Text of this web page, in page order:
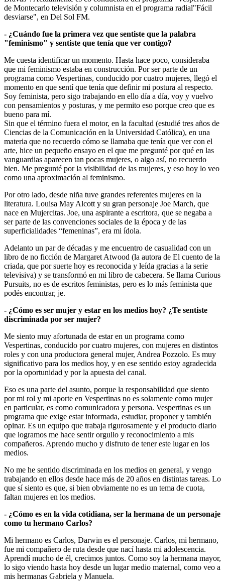
de Montecarlo televisión y columnista en el programa radial"Fácil
desviarse", en Del Sol FM.
- ¿Cuándo fue la primera vez que sentiste que la palabra
"feminismo" y sentiste que tenía que ver contigo?
Me cuesta identificar un momento. Hasta hace poco, consideraba
que mi feminismo estaba en construcción. Por ser parte de un
programa como Vespertinas, conducido por cuatro mujeres, llegó el
momento en que sentí que tenía que definir mi postura al respecto.
Soy feminista, pero sigo trabajando en ello día a día, voy y vuelvo
con pensamientos y posturas, y me permito eso porque creo que es
bueno para mí.
Sin que el término fuera el motor, en la facultad (estudié tres años de
Ciencias de la Comunicación en la Universidad Católica), en una
materia que no recuerdo cómo se llamaba que tenía que ver con el
arte, hice un pequeño ensayo en el que me pregunté por qué en las
vanguardias aparecen tan pocas mujeres, o algo así, no recuerdo
bien. Me pregunté por la visibilidad de las mujeres, y eso hoy lo veo
como una aproximación al feminismo.
Por otro lado, desde niña tuve grandes referentes mujeres en la
literatura. Louisa May Alcott y su gran personaje Joe March, que
nace en Mujercitas. Joe, una aspirante a escritora, que se negaba a
ser parte de las convenciones sociales de la época y de las
superficialidades “femeninas”, era mi ídola.
Adelanto un par de décadas y me encuentro de casualidad con un
libro de no ficción de Margaret Atwood (la autora de El cuento de la
criada, que por suerte hoy es reconocida y leída gracias a la serie
televisiva) y se transformó en mi libro de cabecera. Se llama Curious
Pursuits, no es de escritos feministas, pero es lo más feminista que
podés encontrar, je.
- ¿Cómo es ser mujer y estar en los medios hoy? ¿Te sentiste
discriminada por ser mujer?
Me siento muy afortunada de estar en un programa como
Vespertinas, conducido por cuatro mujeres, con mujeres en distintos
roles y con una productora general mujer, Andrea Pozzolo. Es muy
significativo para los medios hoy, y en ese sentido estoy agradecida
por la oportunidad y por la apuesta del canal.
Eso es una parte del asunto, porque la responsabilidad que siento
por mi rol y mi aporte en Vespertinas no es solamente como mujer
en particular, es como comunicadora y persona. Vespertinas es un
programa que exige estar informada, estudiar, proponer y también
opinar. Es un equipo que trabaja rigurosamente y el producto diario
que logramos me hace sentir orgullo y reconocimiento a mis
compañeros. Aprendo mucho y disfruto de tener este lugar en los
medios.
No me he sentido discriminada en los medios en general, y vengo
trabajando en ellos desde hace más de 20 años en distintas tareas. Lo
que sí siento es que, si bien obviamente no es un tema de cuota,
faltan mujeres en los medios.
- ¿Cómo es en la vida cotidiana, ser la hermana de un personaje
como tu hermano Carlos?
Mi hermano es Carlos, Darwin es el personaje. Carlos, mi hermano,
fue mi compañero de ruta desde que nací hasta mi adolescencia.
Aprendí mucho de él, crecimos juntos. Como soy la hermana mayor,
lo sigo viendo hasta hoy desde un lugar medio maternal, como veo a
mis hermanas Gabriela y Manuela.